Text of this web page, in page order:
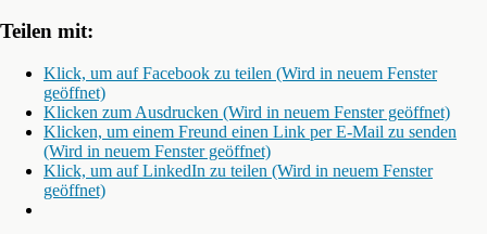
Teilen mit:
Klick, um auf Facebook zu teilen (Wird in neuem Fenster
geöffnet)
Klicken zum Ausdrucken (Wird in neuem Fenster geöffnet)
Klicken, um einem Freund einen Link per E-Mail zu senden
(Wird in neuem Fenster geöffnet)
Klick, um auf LinkedIn zu teilen (Wird in neuem Fenster
geöffnet)